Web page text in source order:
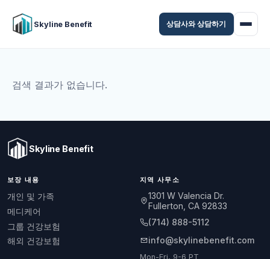
Skyline Benefit 상담사와 상담하기
검색 결과가 없습니다.
Skyline Benefit
보장 내용
개인 및 가족
메디케어
그룹 건강보험
해외 건강보험
지역 사무소
1301 W Valencia Dr.
Fullerton, CA 92833
(714) 888-5112
info@skylinebenefit.com
Mon-Fri, 9-6 PT